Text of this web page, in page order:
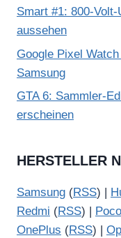
Smart #1: 800-
aussehen
Google Pixel
Samsung
GTA 6: Sammler-
erscheinen
HERSTELLER
Samsung (RSS) |
Redmi (RSS) | Poco
OnePlus (RSS) |